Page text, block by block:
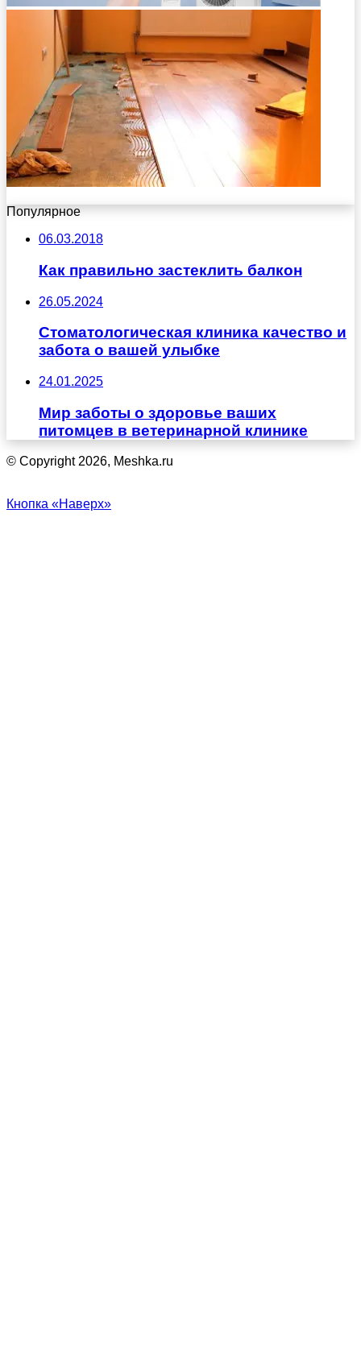
Популярное
06.03.2018
Как правильно застеклить балкон
26.05.2024
Стоматологическая клиника качество и
забота о вашей улыбке
24.01.2025
Мир заботы о здоровье ваших
питомцев в ветеринарной клинике
© Copyright 2026, Meshka.ru
Кнопка «Наверх»